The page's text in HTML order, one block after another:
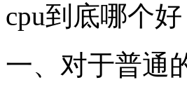
cpu到底哪个好
一、对于普通